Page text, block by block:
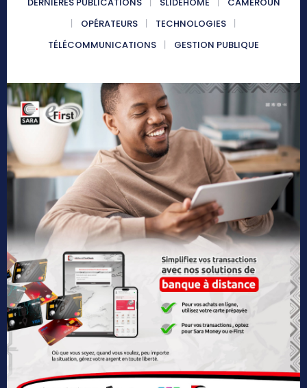
OPÉRATEURS
TECHNOLOGIES
TÉLÉCOMMUNICATIONS
GESTION PUBLIQUE